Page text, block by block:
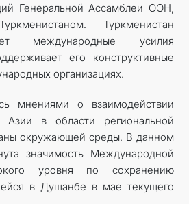
Генеральной Ассамблеи ООН,
Туркменистан
международные усилия
его конструктивные
организациях.
мнениями о взаимодействии
Азии в области региональной
окружающей среды. В данном
значимость Международной
уровня по сохранению
в Душанбе в мае текущего